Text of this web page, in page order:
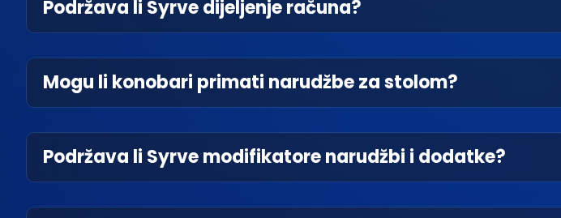
Podržava li Syrve dijeljenje računa?
Mogu li konobari primati narudžbe za stolom?
Podržava li Syrve modifikatore narudžbi i dodatke?